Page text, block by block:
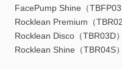
FacePump Shine（
Rocklean Premium（
Rocklean Disco（TBR03D）
Rocklean Shine（TBR04S）